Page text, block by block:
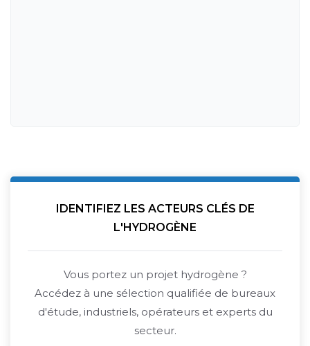
IDENTIFIEZ LES ACTEURS CLÉS DE
L'HYDROGÈNE
Vous portez un projet hydrogène ?
Accédez à une sélection qualifiée de bureaux
d'étude, industriels, opérateurs et experts du
secteur.